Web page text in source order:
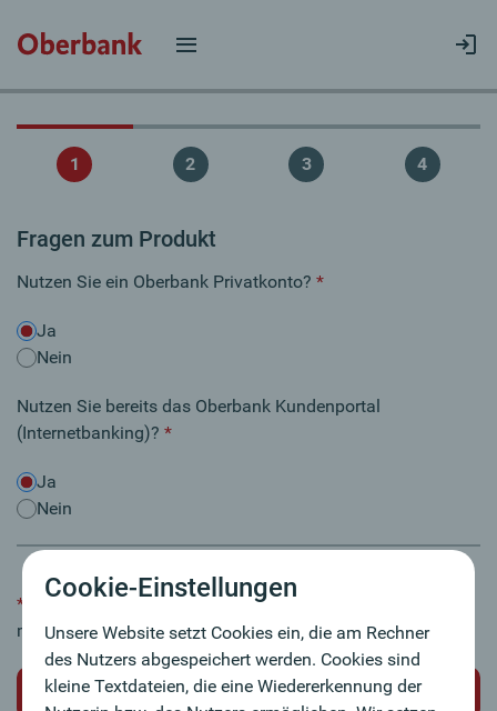
Fragen zum Produkt
Nutzen Sie ein Oberbank Privatkonto? *
Ja
Nein
Nutzen Sie bereits das Oberbank Kundenportal
(Internetbanking)? *
Ja
Nein
*
Pflichtfelder: Bitte füllen Sie alle mit einem Stern (*)
markierten Felder aus.
Cookie-Einstellungen
Unsere Website setzt Cookies ein, die am Rechner
des Nutzers abgespeichert werden. Cookies sind
kleine Textdateien, die eine Wiedererkennung der